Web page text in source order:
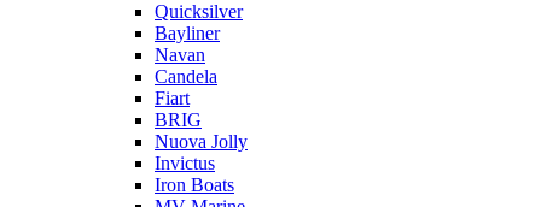
Quicksilver
Bayliner
Navan
Candela
Fiart
BRIG
Nuova Jolly
Invictus
Iron Boats